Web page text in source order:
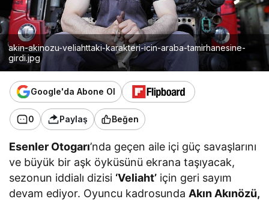
akin-akinozu-veliahttaki-karakteri-icin-araba-tamirhanesine-
girdi.jpg
Google'da Abone Ol
0 Paylaş Beğen
Esenler Otogarı’nda geçen aile içi güç savaşlarını
ve büyük bir aşk öyküsünü ekrana taşıyacak,
sezonun iddialı dizisi ‘Veliaht’ için geri sayım
devam ediyor. Oyuncu kadrosunda Akın Akınözü,